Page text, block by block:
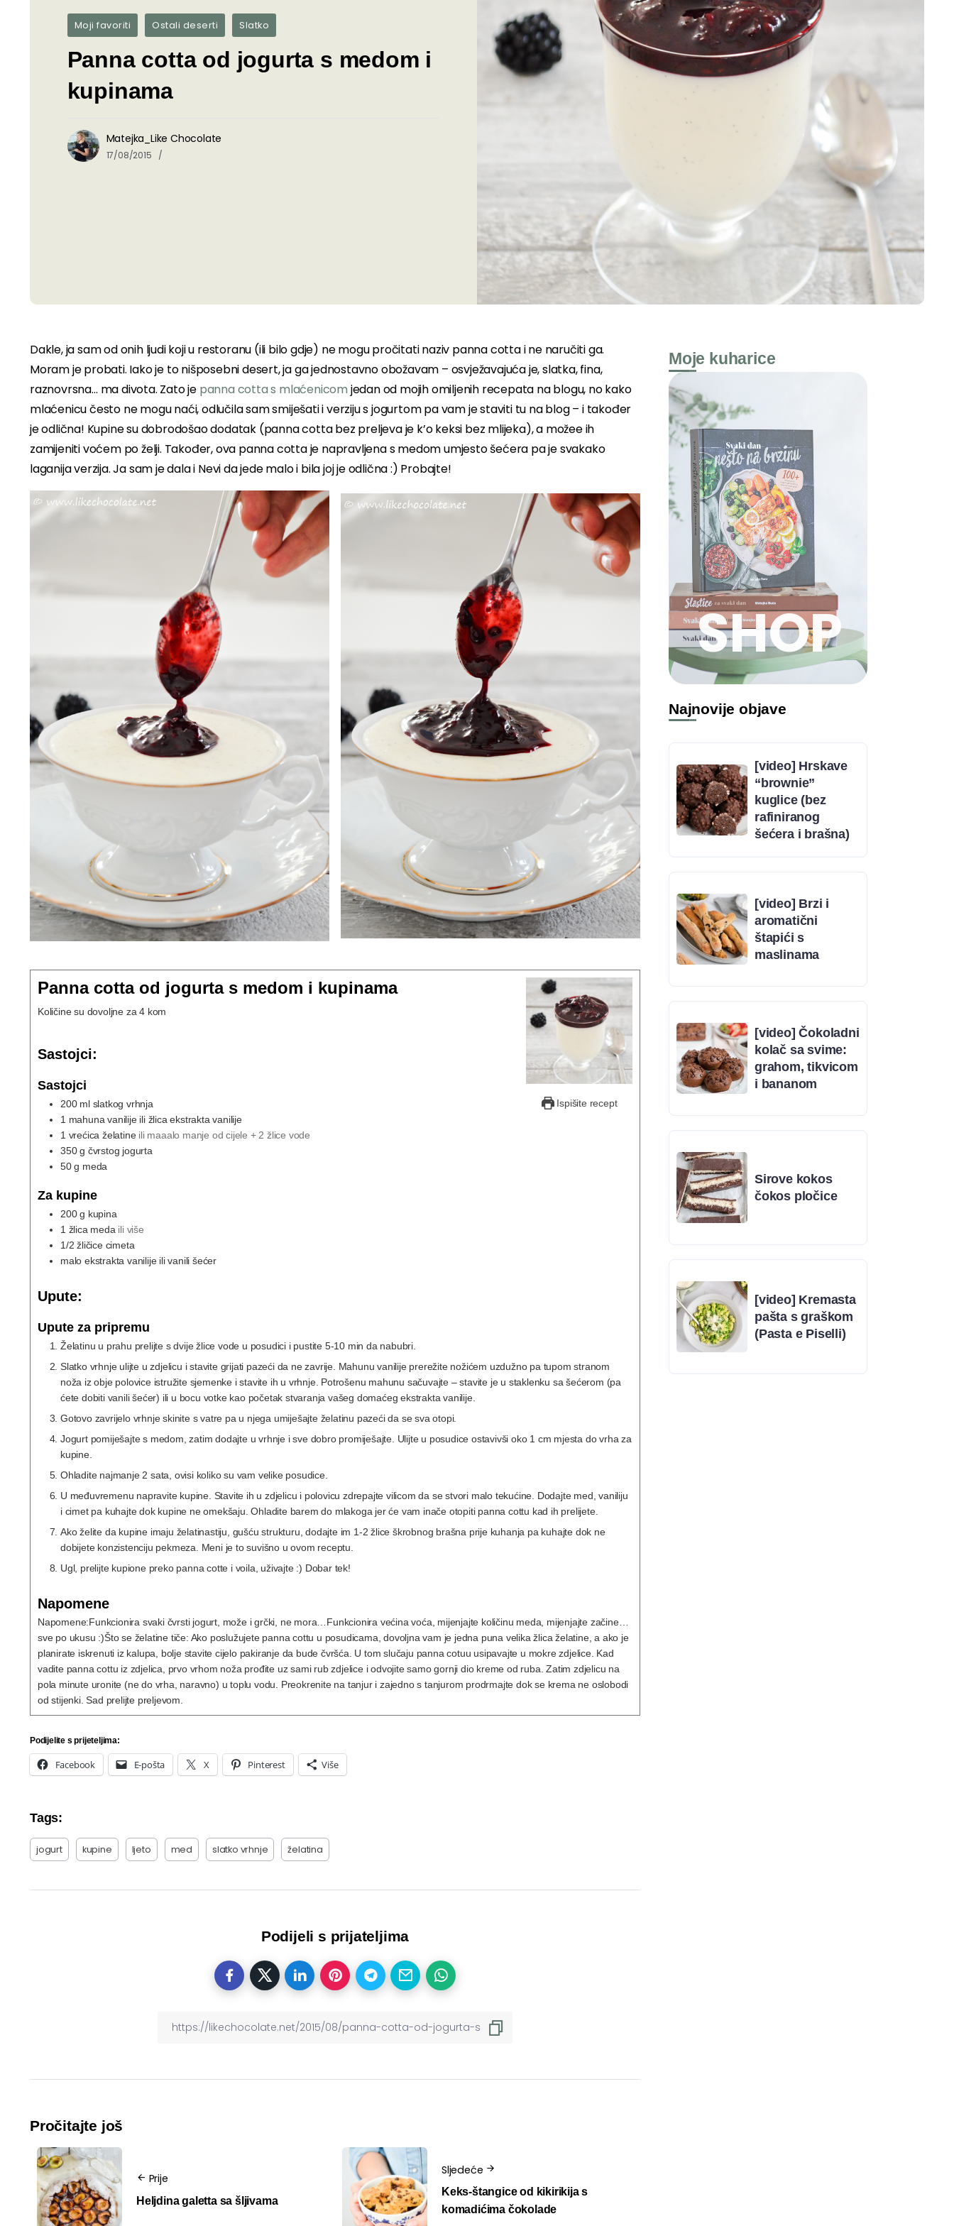
Moji favoriti Ostali deserti Slatko
Panna cotta od jogurta s medom i
kupinama
Matejka_Like Chocolate
17/08/2015
Dakle, ja sam od onih ljudi koji u restoranu (ili bilo gdje) ne mogu pročitati naziv panna cotta i ne naručiti ga.
Moram je probati. Iako je to nišposebni desert, ja ga jednostavno obožavam – osvježavajuća je, slatka, fina,
raznovrsna… ma divota. Zato je panna cotta s mlaćenicom jedan od mojih omiljenih recepata na blogu, no kako
mlaćenicu često ne mogu naći, odlučila sam smiješati i verziju s jogurtom pa vam je staviti tu na blog – i također
je odlična! Kupine su dobrodošao dodatak (panna cotta bez preljeva je k’o keksi bez mlijeka), a možee ih
zamijeniti voćem po želji. Također, ova panna cotta je napravljena s medom umjesto šećera pa je svakako
laganija verzija. Ja sam je dala i Nevi da jede malo i bila joj je odlična :) Probajte!
Ispišite recept
Panna cotta od jogurta s medom i kupinama
Količine su dovoljne za 4 kom
Sastojci:
Sastojci
200 ml slatkog vrhnja
1 mahuna vanilije ili žlica ekstrakta vanilije
1 vrećica želatine ili maaalo manje od cijele + 2 žlice vode
350 g čvrstog jogurta
50 g meda
Za kupine
200 g kupina
1 žlica meda ili više
1/2 žličice cimeta
malo ekstrakta vanilije ili vanili šećer
Upute:
Upute za pripremu
Želatinu u prahu prelijte s dvije žlice vode u posudici i pustite 5-10 min da nabubri.
Slatko vrhnje ulijte u zdjelicu i stavite grijati pazeći da ne zavrije. Mahunu vanilije prerežite nožićem uzdužno pa tupom stranom
noža iz obje polovice istružite sjemenke i stavite ih u vrhnje. Potrošenu mahunu sačuvajte – stavite je u staklenku sa šećerom (pa
ćete dobiti vanili šećer) ili u bocu votke kao početak stvaranja vašeg domaćeg ekstrakta vanilije.
Gotovo zavrijelo vrhnje skinite s vatre pa u njega umiješajte želatinu pazeći da se sva otopi.
Jogurt pomiješajte s medom, zatim dodajte u vrhnje i sve dobro promiješajte. Ulijte u posudice ostavivši oko 1 cm mjesta do vrha za
kupine.
Ohladite najmanje 2 sata, ovisi koliko su vam velike posudice.
U međuvremenu napravite kupine. Stavite ih u zdjelicu i polovicu zdrepajte vilicom da se stvori malo tekućine. Dodajte med, vaniliju
i cimet pa kuhajte dok kupine ne omekšaju. Ohladite barem do mlakoga jer će vam inače otopiti panna cottu kad ih prelijete.
Ako želite da kupine imaju želatinastiju, gušću strukturu, dodajte im 1-2 žlice škrobnog brašna prije kuhanja pa kuhajte dok ne
dobijete konzistenciju pekmeza. Meni je to suvišno u ovom receptu.
Ugl, prelijte kupione preko panna cotte i voila, uživajte :) Dobar tek!
Napomene
Napomene:Funkcionira svaki čvrsti jogurt, može i grčki, ne mora… Funkcionira većina voća, mijenjajte količinu meda, mijenjajte začine…
sve po ukusu :)Što se želatine tiče: Ako poslužujete panna cottu u posudicama, dovoljna vam je jedna puna velika žlica želatine, a ako je
planirate iskrenuti iz kalupa, bolje stavite cijelo pakiranje da bude čvršća. U tom slučaju panna cotuu usipavajte u mokre zdjelice. Kad
vadite panna cottu iz zdjelica, prvo vrhom noža prođite uz sami rub zdjelice i odvojite samo gornji dio kreme od ruba. Zatim zdjelicu na
pola minute uronite (ne do vrha, naravno) u toplu vodu. Preokrenite na tanjur i zajedno s tanjurom prodrmajte dok se krema ne oslobodi
od stijenki. Sad prelijte preljevom.
Podijelite s prijeteljima:
Facebook E-pošta X Pinterest Više
Tags:
jogurt kupine ljeto med slatko vrhnje želatina
Podijeli s prijateljima
Pročitajte još
Prije
Heljdina galetta sa šljivama
Sljedeće
Keks-štangice od kikirikija s
komadićima čokolade
Moje kuharice
SHOP
Najnovije objave
[video] Hrskave
“brownie”
kuglice (bez
rafiniranog
šećera i brašna)
[video] Brzi i
aromatični
štapići s
maslinama
[video] Čokoladni
kolač sa svime:
grahom, tikvicom
i bananom
Sirove kokos
čokos pločice
[video] Kremasta
pašta s graškom
(Pasta e Piselli)